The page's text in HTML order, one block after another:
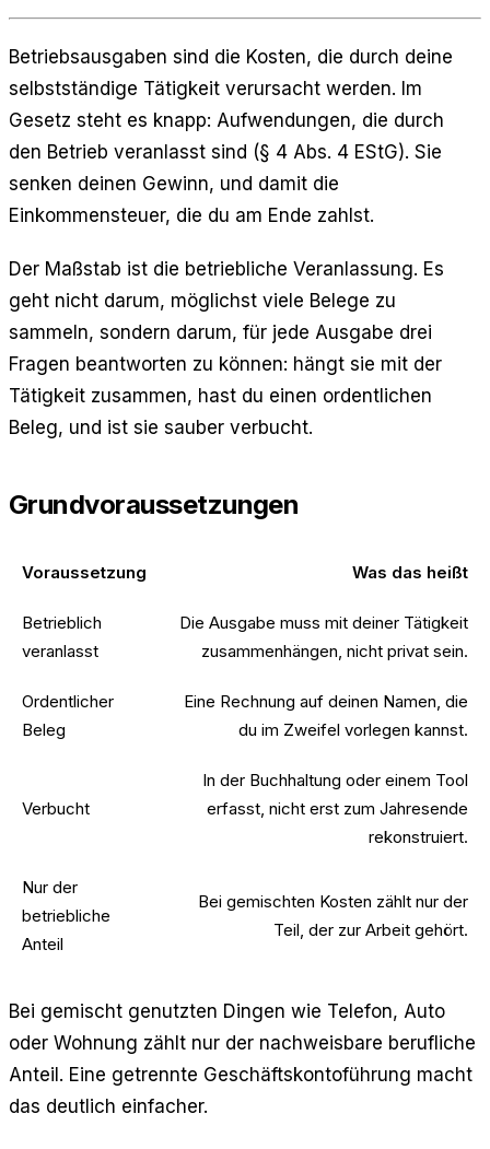
Betriebsausgaben sind die Kosten, die durch deine
selbstständige Tätigkeit verursacht werden. Im
Gesetz steht es knapp: Aufwendungen, die durch
den Betrieb veranlasst sind (§ 4 Abs. 4 EStG). Sie
senken deinen Gewinn, und damit die
Einkommensteuer, die du am Ende zahlst.
Der Maßstab ist die betriebliche Veranlassung. Es
geht nicht darum, möglichst viele Belege zu
sammeln, sondern darum, für jede Ausgabe drei
Fragen beantworten zu können: hängt sie mit der
Tätigkeit zusammen, hast du einen ordentlichen
Beleg, und ist sie sauber verbucht.
Grundvoraussetzungen
Voraussetzung Was das heißt
Betrieblich
veranlasst
Die Ausgabe muss mit deiner Tätigkeit
zusammenhängen, nicht privat sein.
Ordentlicher
Beleg
Eine Rechnung auf deinen Namen, die
du im Zweifel vorlegen kannst.
Verbucht
In der Buchhaltung oder einem Tool
erfasst, nicht erst zum Jahresende
rekonstruiert.
Nur der
betriebliche
Anteil
Bei gemischten Kosten zählt nur der
Teil, der zur Arbeit gehört.
Bei gemischt genutzten Dingen wie Telefon, Auto
oder Wohnung zählt nur der nachweisbare berufliche
Anteil. Eine getrennte Geschäftskontoführung macht
das deutlich einfacher.